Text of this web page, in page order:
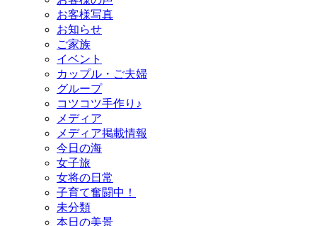
お客様写真
お知らせ
ご家族
イベント
カップル・ご夫婦
グループ
コツコツ手作り♪
メディア
メディア掲載情報
今日の海
女子旅
女将の日常
子育て奮闘中！
未分類
本日の美景